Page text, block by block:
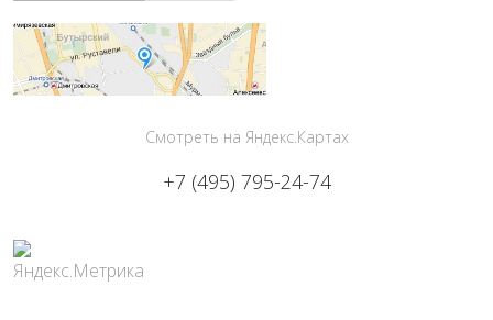
Смотреть на Яндекс.Картах
+7 (495) 795-24-74